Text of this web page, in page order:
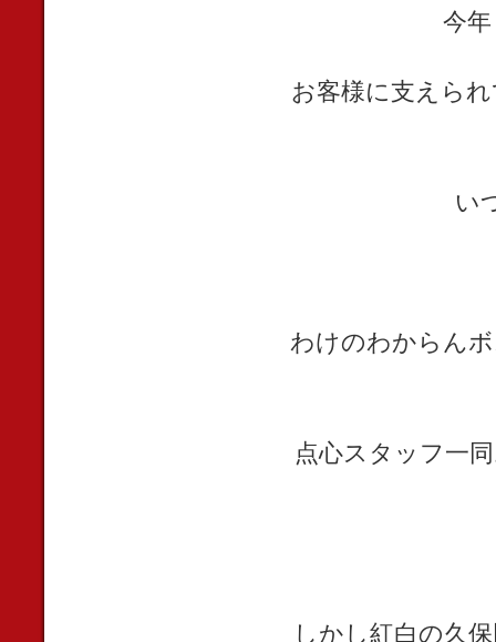
今
お客様に支えら
い
わけのわからん
点心スタッフ一
しかし紅白の久